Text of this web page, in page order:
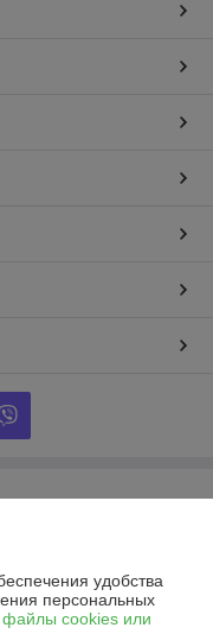
удобства
персональных
файлы cookies или